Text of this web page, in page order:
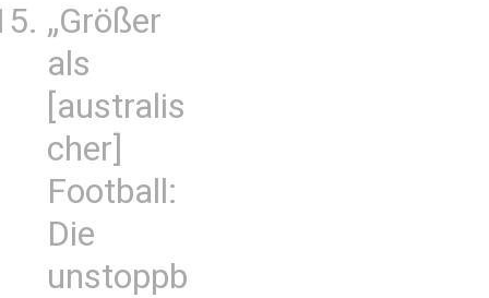
„Größer
als
[australis
cher]
Football:
Die
unstoppb